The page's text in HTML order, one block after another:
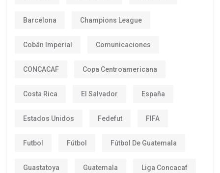
Barcelona Champions League
Cobán Imperial Comunicaciones
CONCACAF Copa Centroamericana
Costa Rica El Salvador España
Estados Unidos Fedefut FIFA
Futbol Fútbol Fútbol De Guatemala
Guastatoya Guatemala Liga Concacaf